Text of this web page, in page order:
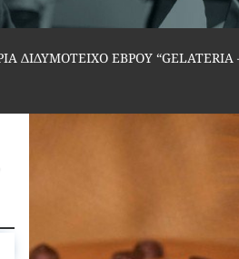
ΔΙΔΥΜΟΤΕΙΧΟ ΕΒΡΟΥ